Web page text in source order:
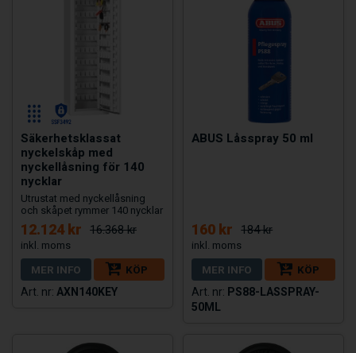
Säkerhetsklassat
nyckelskåp med
nyckellåsning för 140
nycklar
Utrustat med nyckellåsning
och skåpet rymmer 140 nycklar
12.124 kr 16.368 kr
MER INFO
KÖP
AXN140KEY
ABUS Låsspray 50 ml
160 kr 184 kr
MER INFO
KÖP
PS88-LASSPRAY-
50ML